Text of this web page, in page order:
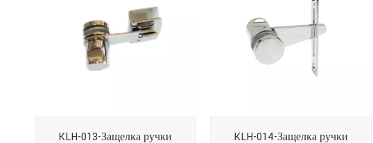
KLH-013-Защелка ручки KLH-014-Защелка ручки